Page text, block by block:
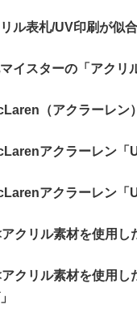
リル表札/UV印刷が似
マイスターの「アクリ
（アクラーレン
アクラーレン
アクラーレン「
クリル素材を使用し
クリル素材を使用し